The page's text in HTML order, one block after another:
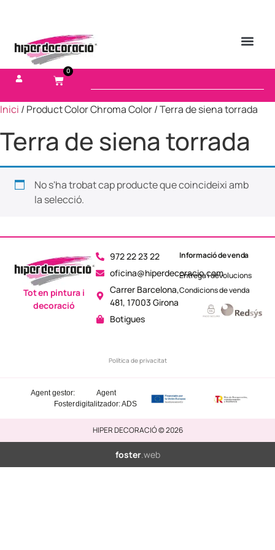
0
Inici / Product Color Chroma Color / Terra de siena torrada
Terra de siena torrada
No s'ha trobat cap producte que coincideixi amb
la selecció.
972 22 23 22
oficina@hiperdecoracio.com
Carrer Barcelona,
481, 17003 Girona
Botigues
Política de privacitat
Tot en pintura i
decoració
Informació de venda
Entrega i devolucions
Condicions de venda
Agent
digitalitzador: ADS
Agent gestor:
Foster
HIPER DECORACIÓ © 2026
foster.web